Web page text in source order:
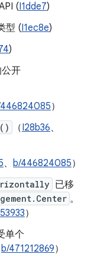
(I1dde7)
型 (I1ec8e)
)
开
）
（I28b36、
、 b/446824085）
已移
。
）
单个
b/471212869）